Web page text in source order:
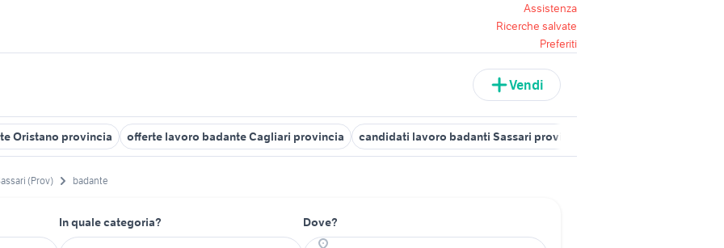
Assistenza
Ricerche salvate
Preferiti
Vendi
Oristano provincia offerte lavoro badante Cagliari provincia candidati lavoro badanti Sassari provincia
(Prov) badante
In quale categoria? Dove?